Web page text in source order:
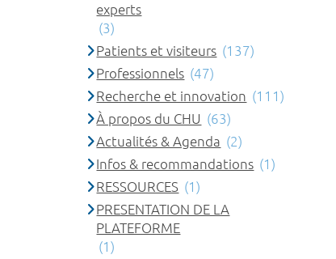
experts
(3)
Patients et visiteurs (137)
Professionnels (47)
Recherche et innovation (111)
À propos du CHU (63)
Actualités & Agenda (2)
Infos & recommandations (1)
RESSOURCES (1)
PRESENTATION DE LA
PLATEFORME
(1)